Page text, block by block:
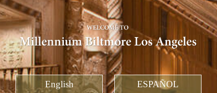
English ESPAÑOL